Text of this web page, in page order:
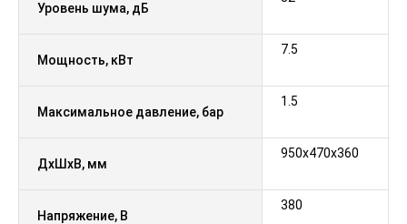
Уровень шума, дБ
Мощность, кВт
7.5
Максимальное давление, бар
1.5
ДxШxВ, мм
950x470x360
Напряжение, В
380